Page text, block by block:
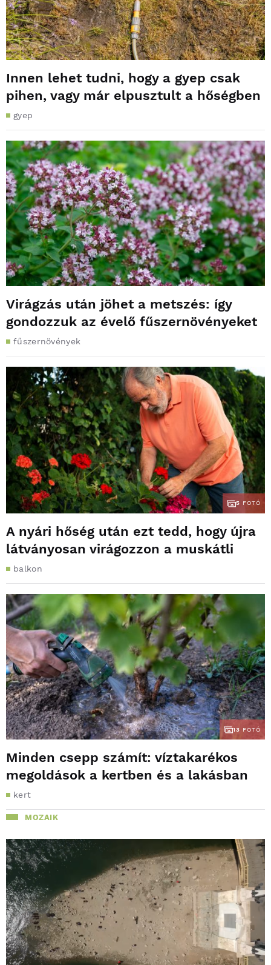
Innen lehet tudni, hogy a gyep csak
pihen, vagy már elpusztult a hőségben
gyep
Virágzás után jöhet a metszés: így
gondozzuk az évelő fűszernövényeket
fűszernövények
5 FOTÓ
A nyári hőség után ezt tedd, hogy újra
látványosan virágozzon a muskátli
balkon
13 FOTÓ
Minden csepp számít: víztakarékos
megoldások a kertben és a lakásban
kert
MOZAIK